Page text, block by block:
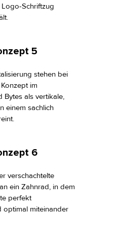
Schriftzug
5
stehen bei
im
Bytes als vertikale,
einem sachlich
6
verschachtelte
ein Zahnrad, in dem
perfekt
optimal miteinander